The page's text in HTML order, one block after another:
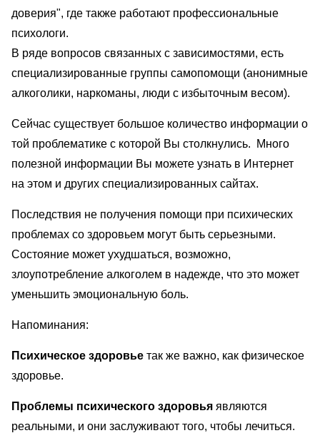
доверия", где также работают профессиональные
психологи.
В ряде вопросов связанных с зависимостями, есть
специализированные группы самопомощи (анонимные
алкоголики, наркоманы, люди с избыточным весом).
Сейчас существует большое количество информации о
той проблематике с которой Вы столкнулись. Много
полезной информации Вы можете узнать в Интернет
на этом и других специализированных сайтах.
Последствия не получения помощи при психических
проблемах со здоровьем могут быть серьезными.
Состояние может ухудшаться, возможно,
злоупотребление алкоголем в надежде, что это может
уменьшить эмоциональную боль.
Напоминания:
Психическое здоровье так же важно, как физическое
здоровье.
Проблемы психического здоровья являются
реальными, и они заслуживают того, чтобы лечиться.